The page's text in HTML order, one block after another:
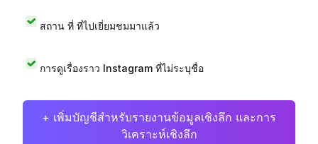
สถาน ที่ ที่ไปเยี่ยมชมมาแล้ว
การดูเรื่องราว Instagram ที่ไม่ระบุชื่อ
+ เพิ่มบัญชีสำหรับรายงานข้อมูลเชิงลึก และการ
วิเคราะห์เชิงลึก